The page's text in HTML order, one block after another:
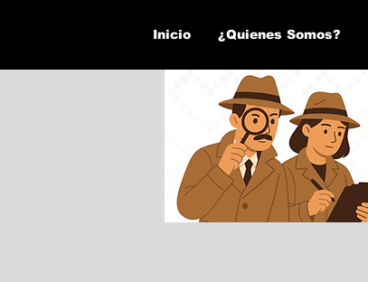
Inicio ¿Quienes Somos?